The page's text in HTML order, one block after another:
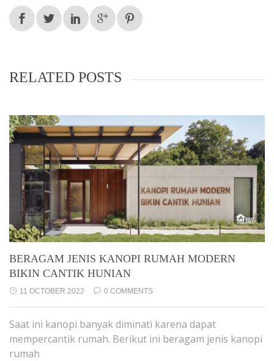
RELATED POSTS
BERAGAM JENIS KANOPI RUMAH MODERN
BIKIN CANTIK HUNIAN
11 OCTOBER 2022 0 COMMENTS
Saat ini kanopi banyak diminati karena dapat
mempercantik rumah. Berikut ini beragam jenis kanopi
rumah